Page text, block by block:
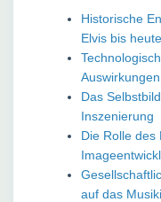
Historische
Elvis bis heute
Das
Inszenierung
Die Rolle des
auf das